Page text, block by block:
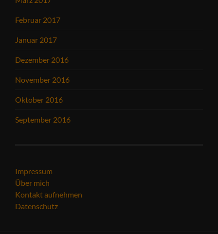
Februar 2017
Januar 2017
Dezember 2016
November 2016
Oktober 2016
September 2016
Impressum
Über mich
Kontakt aufnehmen
Datenschutz